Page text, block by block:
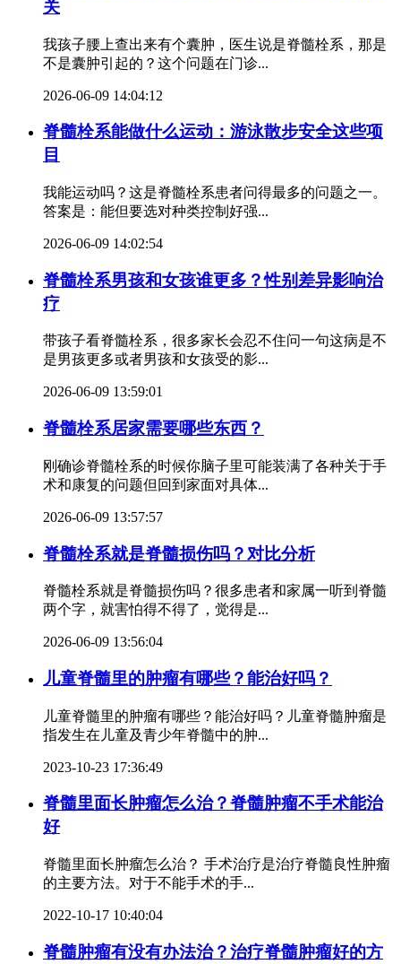
关
我孩子腰上查出来有个囊肿，医生说是脊髓栓系，那是
不是囊肿引起的？这个问题在门诊...
2026-06-09 14:04:12
脊髓栓系能做什么运动：游泳散步安全这些项
目
我能运动吗？这是脊髓栓系患者问得最多的问题之一。
答案是：能但要选对种类控制好强...
2026-06-09 14:02:54
脊髓栓系男孩和女孩谁更多？性别差异影响治
疗
带孩子看脊髓栓系，很多家长会忍不住问一句这病是不
是男孩更多或者男孩和女孩受的影...
2026-06-09 13:59:01
脊髓栓系居家需要哪些东西？
刚确诊脊髓栓系的时候你脑子里可能装满了各种关于手
术和康复的问题但回到家面对具体...
2026-06-09 13:57:57
脊髓栓系就是脊髓损伤吗？对比分析
脊髓栓系就是脊髓损伤吗？很多患者和家属一听到脊髓
两个字，就害怕得不得了，觉得是...
2026-06-09 13:56:04
儿童脊髓里的肿瘤有哪些？能治好吗？
儿童脊髓里的肿瘤有哪些？能治好吗？儿童脊髓肿瘤是
指发生在儿童及青少年脊髓中的肿...
2023-10-23 17:36:49
脊髓里面长肿瘤怎么治？脊髓肿瘤不手术能治
好
脊髓里面长肿瘤怎么治？ 手术治疗是治疗脊髓良性肿瘤
的主要方法。对于不能手术的手...
2022-10-17 10:40:04
脊髓肿瘤有没有办法治？治疗脊髓肿瘤好的方